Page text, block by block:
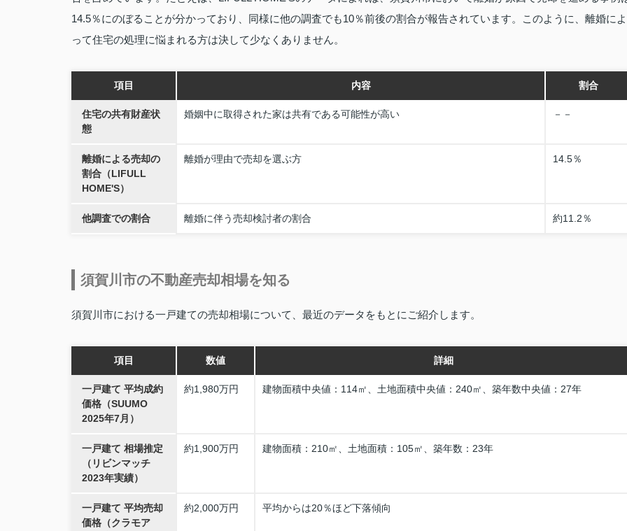
14.5％にのぼることが分かっており、同様に他の調査でも10％前後の割合が報告されています。このように、離婚によ
って住宅の処理に悩まれる方は決して少なくありません。
項目 内容 割合
住宅の共有財産状
態
婚姻中に取得された家は共有である可能性が高い －－
離婚による売却の
割合（LIFULL
HOME'S）
離婚が理由で売却を選ぶ方 14.5％
他調査での割合 離婚に伴う売却検討者の割合 約11.2％
須賀川市の不動産売却相場を知る
須賀川市における一戸建ての売却相場について、最近のデータをもとにご紹介します。
項目 数値 詳細
一戸建て 平均成約
価格（SUUMO
2025年7月）
約1,980万円 建物面積中央値：114㎡、土地面積中央値：240㎡、築年数中央値：27年
一戸建て 相場推定
（リビンマッチ
2023年実績）
約1,900万円 建物面積：210㎡、土地面積：105㎡、築年数：23年
一戸建て 平均売却
価格（クラモア
約2,000万円 平均からは20％ほど下落傾向